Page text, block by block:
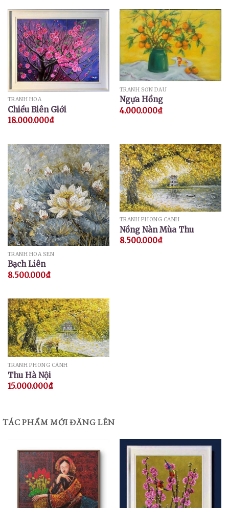
TRANH HOA
Chiều Biên Giới
18.000.000₫
TRANH SƠN DẦU
Ngựa Hồng
4.000.000₫
TRANH HOA SEN
Bạch Liên
8.500.000₫
TRANH PHONG CẢNH
Nồng Nàn Mùa Thu
8.500.000₫
TRANH PHONG CẢNH
Thu Hà Nội
15.000.000₫
TÁC PHẨM MỚI ĐĂNG LÊN